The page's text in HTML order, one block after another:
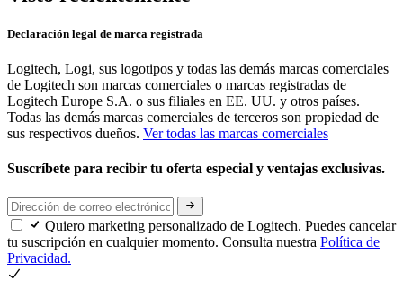
Declaración legal de marca registrada
Logitech, Logi, sus logotipos y todas las demás marcas comerciales
de Logitech son marcas comerciales o marcas registradas de
Logitech Europe S.A. o sus filiales en EE. UU. y otros países.
Todas las demás marcas comerciales de terceros son propiedad de
sus respectivos dueños. Ver todas las marcas comerciales
Suscríbete para recibir tu oferta especial y ventajas exclusivas.
Quiero marketing personalizado de Logitech. Puedes cancelar
tu suscripción en cualquier momento. Consulta nuestra Política de
Privacidad.